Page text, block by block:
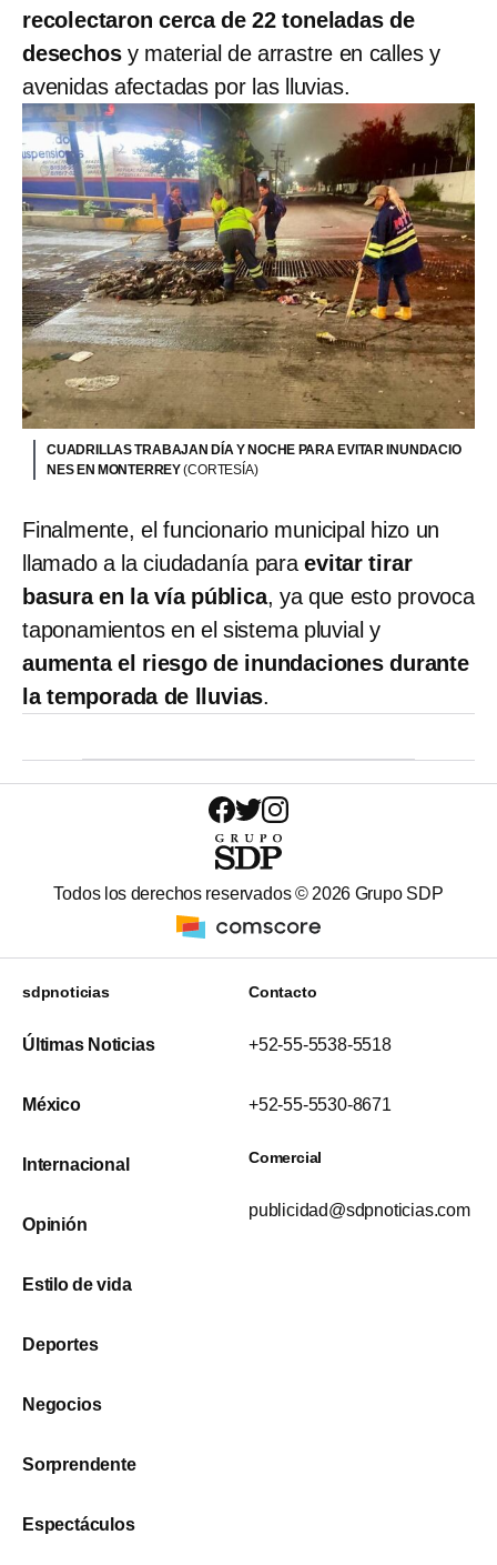
recolectaron cerca de 22 toneladas de
desechosy material de arrastre en calles y
avenidas afectadas por las lluvias.
CUADRILLAS TRABAJAN DÍA Y NOCHE PARA EVITAR INUNDACIO
NES EN MONTERREY(CORTESÍA)
Finalmente, el funcionario municipal hizo un
llamado a la ciudadanía paraevitar tirar
basura en la vía pública, ya que esto provoca
taponamientos en el sistema pluvial y
aumenta el riesgo de inundaciones durante
la temporada de lluvias.
Todos los derechos reservados © 2026 Grupo SDP
sdpnoticias
Últimas Noticias
México
Internacional
Opinión
Estilo de vida
Deportes
Negocios
Sorprendente
Espectáculos
Contacto
+52-55-5538-5518
+52-55-5530-8671
Comercial
publicidad@sdpnoticias.com